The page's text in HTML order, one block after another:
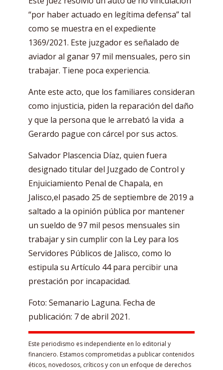
“por haber actuado en legítima defensa” tal
como se muestra en el expediente
1369/2021. Este juzgador es señalado de
aviador al ganar 97 mil mensuales, pero sin
trabajar. Tiene poca experiencia.
Ante este acto, que los familiares consideran
como injusticia, piden la reparación del daño
y que la persona que le arrebató la vida a
Gerardo pague con cárcel por sus actos.
Salvador Plascencia Díaz, quien fuera
designado titular del Juzgado de Control y
Enjuiciamiento Penal de Chapala, en
Jalisco,el pasado 25 de septiembre de 2019 a
saltado a la opinión pública por mantener
un sueldo de 97 mil pesos mensuales sin
trabajar y sin cumplir con la Ley para los
Servidores Públicos de Jalisco, como lo
estipula su Artículo 44 para percibir una
prestación por incapacidad.
Foto: Semanario Laguna. Fecha de
publicación: 7 de abril 2021.
Este periodismo es independiente en lo editorial y
financiero. Estamos comprometidas a publicar contenidos
éticos, novedosos, críticos y con un enfoque de derechos